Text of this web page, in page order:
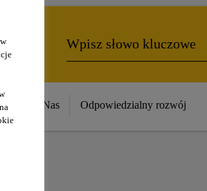
O Nas Odpowiedzialny rozwój